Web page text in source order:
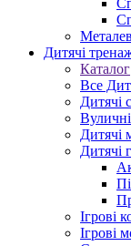
Дитячі
Каталог
Все
Дитячі
Дитячі
Дитячі
Ігрові
Ігрові